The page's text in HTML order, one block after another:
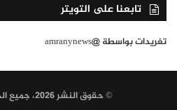
تابعنا على التويتر
تغريدات بواسطة @amranynews
© حقوق النشر 2026، جميع الحقوق محفوظة |